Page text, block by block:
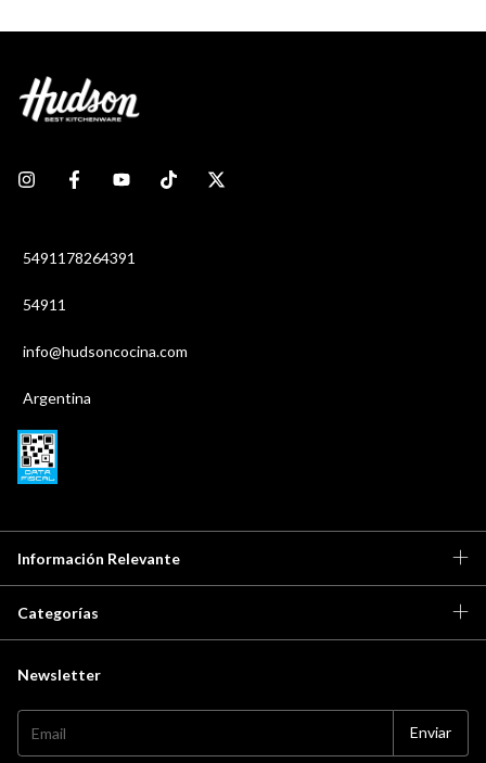
5491178264391
54911
info@hudsoncocina.com
Argentina
Información Relevante
Categorías
Newsletter